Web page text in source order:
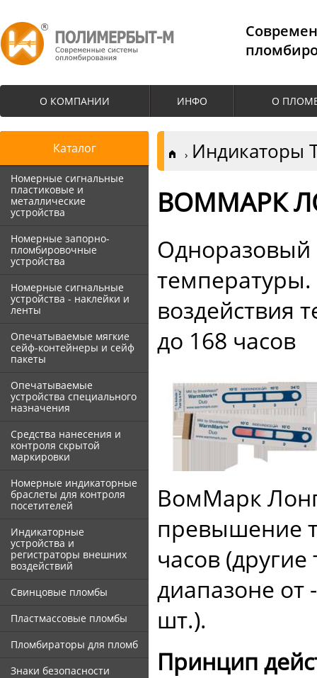
О КОМПАНИИ ИНФО О
Каталог
Номерные сигнальные
пластиковые и
металлические
устройства
Номерные запорно-
пломбировочные
устройства
Номерные сигнальные
устройства - наклейки и
ленты
Опечатываемые мягкие
сейф-контейнеры и сейф
пакеты
Опечатываемые
устройства специального
назначения
Средства нанесения и
контроля скрытой
маркировки
Номерные индикаторные
браслеты для контроля
посетителей
Индикаторные
устройства и
регистраторы внешних
воздействий
Свинцовые пломбы
Пластмассовые пломбы
Пломбираторы для пломб
Знаки безопасности
Индикаторы
ВОММАРК
до 168 часов
ВомМарк
превышение
часов
диапазоне от
шт.).
Принцип